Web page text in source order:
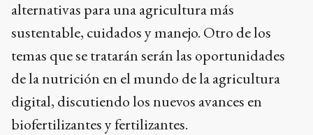
alternativas para una agricultura más
sustentable, cuidados y manejo. Otro de los
temas que se tratarán serán las oportunidades
de la nutrición en el mundo de la agricultura
digital, discutiendo los nuevos avances en
biofertilizantes y fertilizantes.